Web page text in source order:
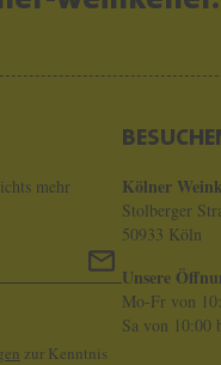
mehr
zur Kenntnis
Kölner
Stolberger
50933 Köln
Unsere
Mo-Fr von
Sa von 10:00